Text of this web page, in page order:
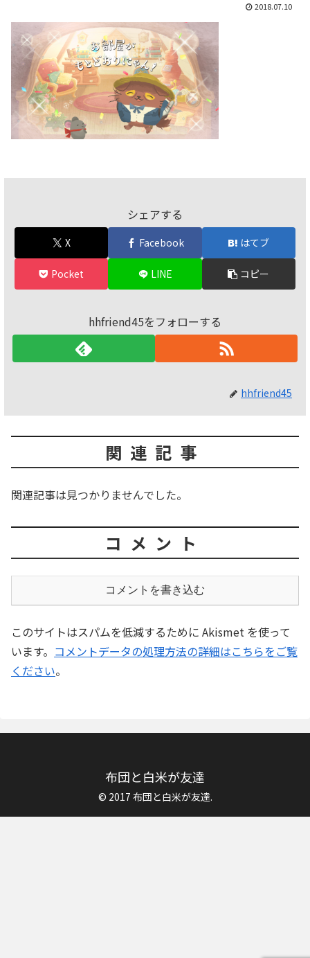
2018.07.10
シェアする
X Facebook はてブ
Pocket LINE コピー
hhfriend45をフォローする
hhfriend45
関連記事
関連記事は見つかりませんでした。
コメント
コメントを書き込む
このサイトはスパムを低減するために Akismet を使って
います。 コメントデータの処理方法の詳細はこちらをご覧
ください。
布団と白米が友達
© 2017 布団と白米が友達.